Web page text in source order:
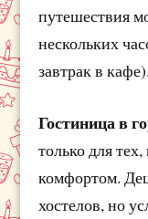
путешествия
нескольких
завтрак в кафе).
Гостиница в
только для
комфортом.
хостелов, но